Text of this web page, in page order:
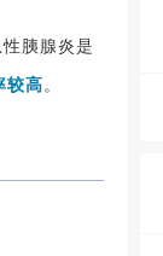
胰腺炎是
较高。